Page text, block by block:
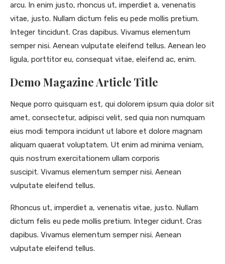
arcu. In enim justo, rhoncus ut, imperdiet a, venenatis
vitae, justo. Nullam dictum felis eu pede mollis pretium.
Integer tincidunt. Cras dapibus. Vivamus elementum
semper nisi. Aenean vulputate eleifend tellus. Aenean leo
ligula, porttitor eu, consequat vitae, eleifend ac, enim.
Demo Magazine Article Title
Neque porro quisquam est, qui dolorem ipsum quia dolor sit
amet, consectetur, adipisci velit, sed quia non numquam
eius modi tempora incidunt ut labore et dolore magnam
aliquam quaerat voluptatem. Ut enim ad minima veniam,
quis nostrum exercitationem ullam corporis
suscipit. Vivamus elementum semper nisi. Aenean
vulputate eleifend tellus.
Rhoncus ut, imperdiet a, venenatis vitae, justo. Nullam
dictum felis eu pede mollis pretium. Integer cidunt. Cras
dapibus. Vivamus elementum semper nisi. Aenean
vulputate eleifend tellus.